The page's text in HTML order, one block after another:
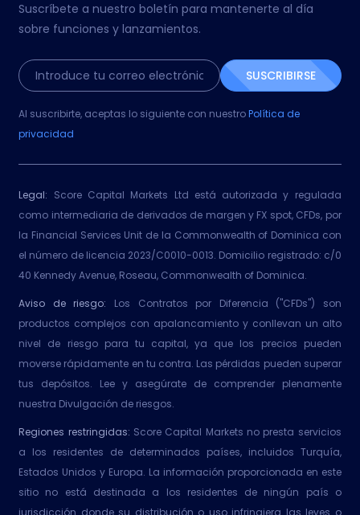
Suscríbete a nuestro boletín para mantenerte al día
sobre funciones y lanzamientos.
SUSCRIBIRSE
Al suscribirte, aceptas lo siguiente con nuestroPolítica de
privacidad
Legal: Score Capital Markets Ltd está autorizada y regulada
como intermediaria de derivados de margen y FX spot, CFDs, por
la Financial Services Unit de la Commonwealth of Dominica con
el número de licencia 2023/C0010-0013. Domicilio registrado: c/0
40 Kennedy Avenue, Roseau, Commonwealth of Dominica.
Aviso de riesgo: Los Contratos por Diferencia ("CFDs") son
productos complejos con apalancamiento y conllevan un alto
nivel de riesgo para tu capital, ya que los precios pueden
moverse rápidamente en tu contra. Las pérdidas pueden superar
tus depósitos. Lee y asegúrate de comprender plenamente
nuestra Divulgación de riesgos.
Regiones restringidas: Score Capital Markets no presta servicios
a los residentes de determinados países, incluidos Turquía,
Estados Unidos y Europa. La información proporcionada en este
sitio no está destinada a los residentes de ningún país o